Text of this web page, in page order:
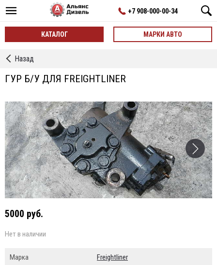
+7 908-000-00-34
КАТАЛОГ МАРКИ АВТО
←Назад
ГУР Б/У ДЛЯ FREIGHTLINER
5000 руб.
Нет в наличии
Марка Freightliner